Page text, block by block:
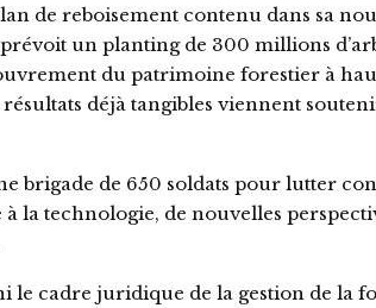
de reboisement contenu dans sa
un planting de 300 millions
du patrimoine forestier à
déjà tangibles viennent
brigade de 650 soldats pour lutter
la technologie, de nouvelles
cadre juridique de la gestion de la